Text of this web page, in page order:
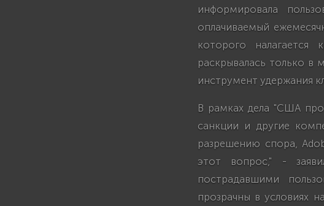
информировала
оплачиваемый
которого
раскрывалась только
инструмент удержания
В рамках дела "США
санкции и другие
разрешению спора,
этот вопрос," -
пострадавшими
прозрачны в условиях